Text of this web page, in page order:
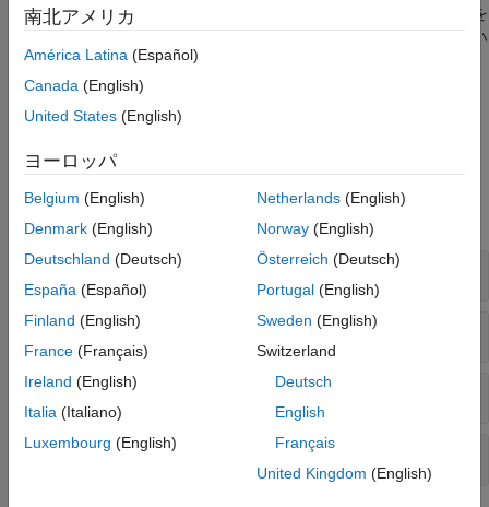
マルチプロセッサ アーキテクチャ モデリン
グ
接続済み IO シミュレーション
信号の監視とパラメーター調整
ーションを使用すると、開発用コンピュータ上でソース コードを
クロスコンパイルし、オブジェクト コードをダウンロードしてハ
ードウェア ボードのプロセッサに実行できます。
リフェラルをハードウェア ボード構成にマッピングします。
ブロック
CLA
インターフェイス
IPC
スケジューリング
南北アメリカ
América Latina (Español)
Canada (English)
United States (English)
ヨーロッパ
Belgium (English)
Denmark (English)
Deutschland (Deutsch)
España (Español)
Finland (English)
France (Français)
Ireland (English)
Italia (Italiano)
Luxembourg (English)
Netherlands(English)
Norway(English)
Österreich (Deutsch)
Portugal(English)
Sweden (English)
Switzerland
Deutsch
English
Français
United Kingdom (English)